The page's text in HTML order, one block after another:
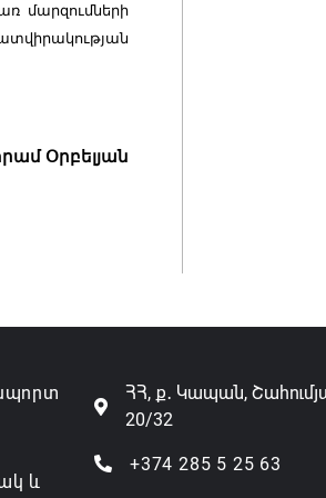
մարզումների
Օրբելյան
և
ՀՀ, ք․ Կապան,
20/32
+374 285 5 25 63